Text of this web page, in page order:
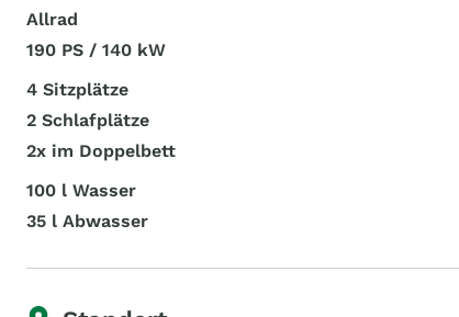
Allrad
190 PS / 140 kW
4 Sitzplätze
2 Schlafplätze
2x im Doppelbett
100 l Wasser
35 l Abwasser